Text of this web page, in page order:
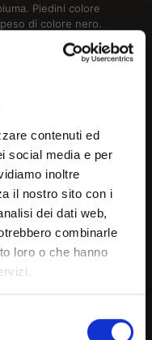
contenuti ed
social media e per
inoltre
il nostro sito con i
dei dati web,
combinarle
loro o che hanno
Piedini colore
di colore nero.
prodotto ai tuoi